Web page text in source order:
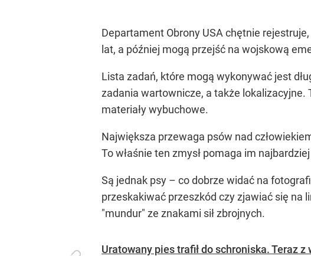
Departament Obrony USA chętnie
lat, a później mogą przejść na wojskową
Lista zadań, które mogą wykonywać jest
zadania wartownicze, a także lokalizacyjne.
materiały wybuchowe.
Największa przewaga psów nad
To właśnie ten zmysł pomaga im
Są jednak psy – co dobrze widać na
przeskakiwać przeszkód czy zjawiać się na
"mundur" ze znakami sił zbrojnych.
Uratowany pies trafił do schroniska. Teraz